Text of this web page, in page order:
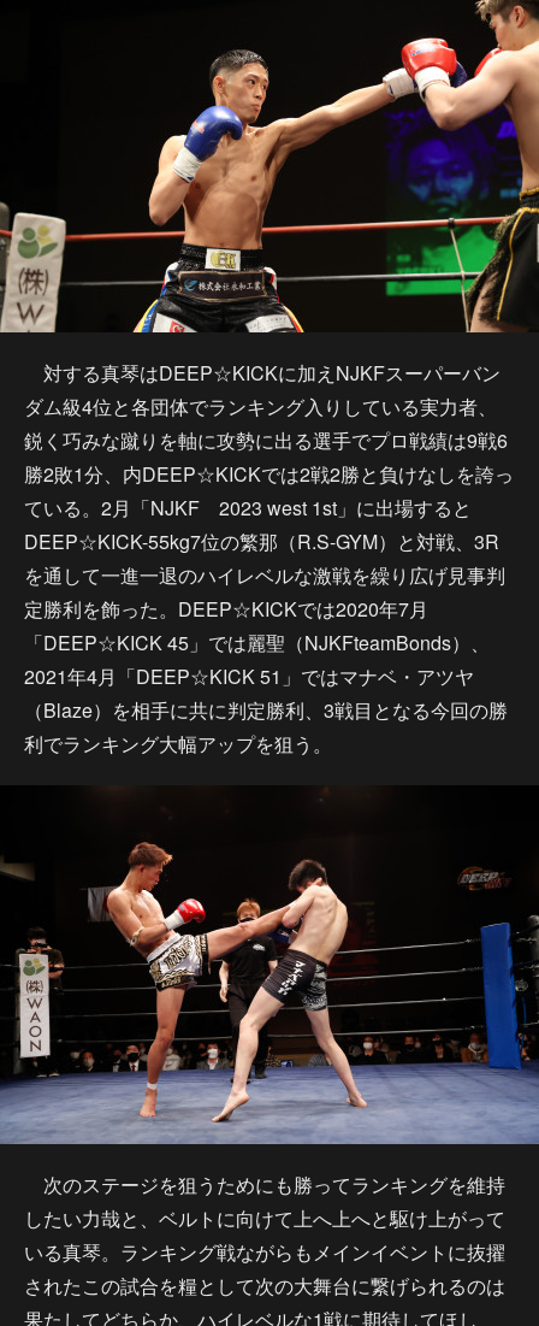
対する真琴はDEEP☆KICKに加えNJKFスーパーバン
ダム級4位と各団体でランキング入りしている実力者、
鋭く巧みな蹴りを軸に攻勢に出る選手でプロ戦績は9戦6
勝2敗1分、内DEEP☆KICKでは2戦2勝と負けなしを誇っ
ている。2月「NJKF 2023 west 1st」に出場すると
DEEP☆KICK-55kg7位の繁那（R.S-GYM）と対戦、3R
を通して一進一退のハイレベルな激戦を繰り広げ見事判
定勝利を飾った。DEEP☆KICKでは2020年7月
「DEEP☆KICK 45」では麗聖（NJKFteamBonds）、
2021年4月「DEEP☆KICK 51」ではマナベ・アツヤ
（Blaze）を相手に共に判定勝利、3戦目となる今回の勝
利でランキング大幅アップを狙う。
次のステージを狙うためにも勝ってランキングを維持
したい力哉と、ベルトに向けて上へ上へと駆け上がって
いる真琴。ランキング戦ながらもメインイベントに抜擢
されたこの試合を糧として次の大舞台に繋げられるのは
果たしてどちらか、ハイレベルな1戦に期待してほし